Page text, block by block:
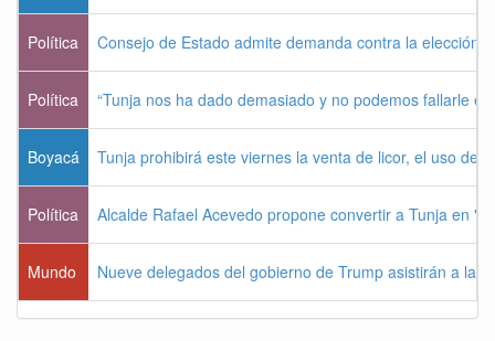
Política Consejo de Estado admite demanda contra la elección
Política “Tunja nos ha dado demasiado y no podemos fallarle
Boyacá Tunja prohibirá este viernes la venta de licor, el uso de
Política Alcalde Rafael Acevedo propone convertir a Tunja en
Mundo Nueve delegados del gobierno de Trump asistirán a la